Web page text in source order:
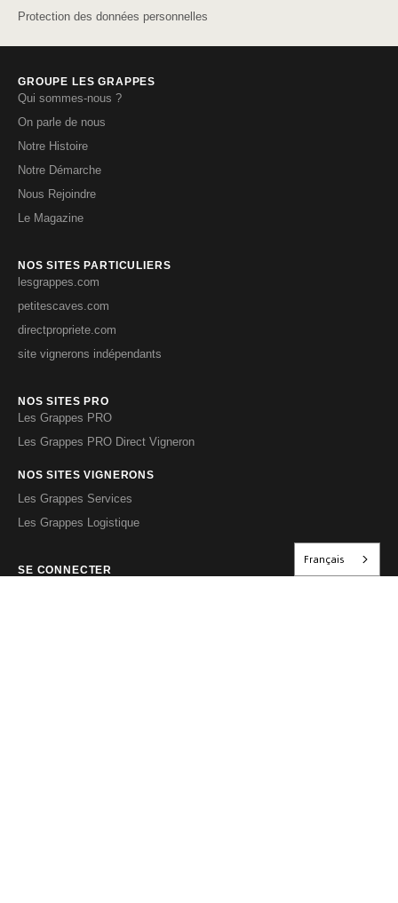
Protection des données personnelles
GROUPE LES GRAPPES
Qui sommes-nous ?
On parle de nous
Notre Histoire
Notre Démarche
Nous Rejoindre
Le Magazine
NOS SITES PARTICULIERS
lesgrappes.com
petitescaves.com
directpropriete.com
site vignerons indépendants
NOS SITES PRO
Les Grappes PRO
Les Grappes PRO Direct Vigneron
NOS SITES VIGNERONS
Les Grappes Services
Les Grappes Logistique
SE CONNECTER
Français